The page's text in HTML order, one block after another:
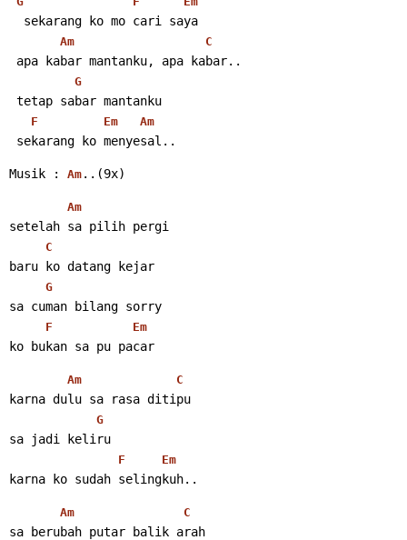
  sekarang ko mo cari saya
Am C
apa kabar mantanku, apa kabar..
G
tetap sabar mantanku
F Em Am
sekarang ko menyesal..
Musik : Am ..(9x)
Am
setelah sa pilih pergi
C
baru ko datang kejar
G
sa cuman bilang sorry
F Em
ko bukan sa pu pacar
Am C
karna dulu sa rasa ditipu
G
sa jadi keliru
F Em
karna ko sudah selingkuh..
Am C
sa berubah putar balik arah